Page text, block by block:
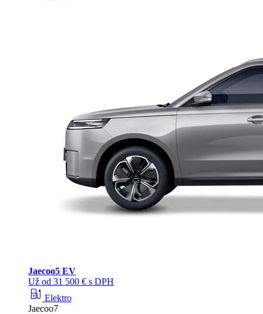
Jaecoo5 EV
Už od 31 500 € s DPH
ev_station Elektro
Jaecoo7